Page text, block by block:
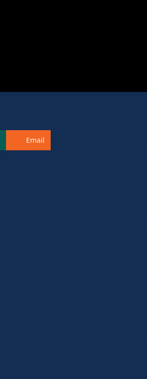
Email